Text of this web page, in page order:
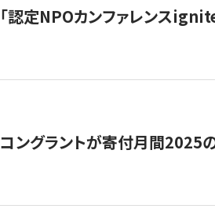
「認定NPOカンファレンス
コングラントが寄付月間2025